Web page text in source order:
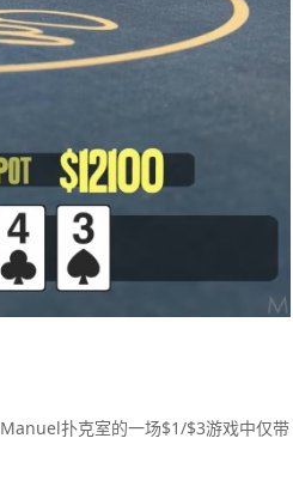
扑克室的一场$1/$3游戏中仅带